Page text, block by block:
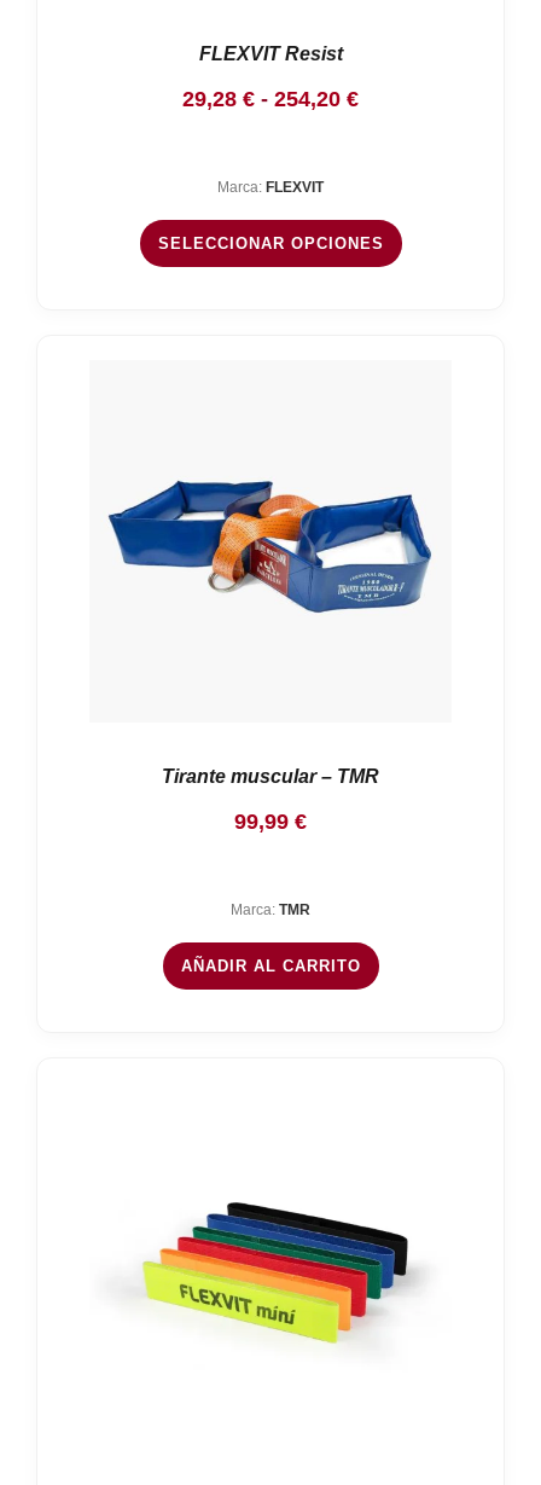
FLEXVIT Resist
29,28 € - 254,20 €Rango
29,28 €
hasta
Marca: FLEXVIT
SELECCIONAR OPCIONES
Tirante muscular – TMR
99,99 €
Marca: TMR
AÑADIR AL CARRITO